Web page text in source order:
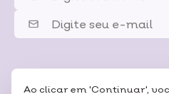
Ao clicar em 'Continuar',